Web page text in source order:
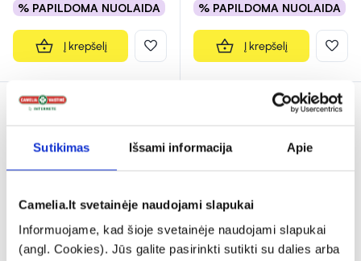
Sutikimas Išsami informacija Apie
Camelia.lt svetainėje naudojami slapukai
Informuojame, kad šioje svetainėje naudojami slapukai
(angl. Cookies). Jūs galite pasirinkti sutikti su dalies arba
% PAPILDOMA NUOLAIDA
Į krepšelį
% PAPILDOMA NUOLAIDA
Į krepšelį
DOVANA Tik internete
1+1